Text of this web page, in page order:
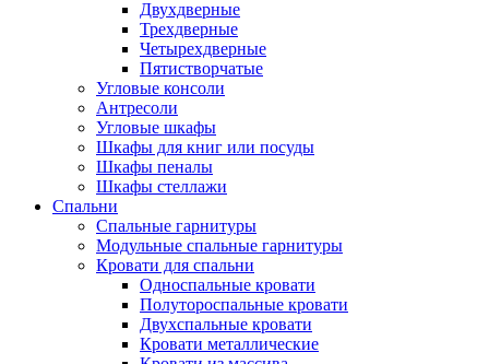
Двухдверные
Трехдверные
Четырехдверные
Пятистворчатые
Угловые консоли
Антресоли
Угловые шкафы
Шкафы для книг или посуды
Шкафы пеналы
Шкафы стеллажи
Спальни
Спальные гарнитуры
Модульные спальные гарнитуры
Кровати для спальни
Односпальные кровати
Полутороспальные кровати
Двухспальные кровати
Кровати металлические